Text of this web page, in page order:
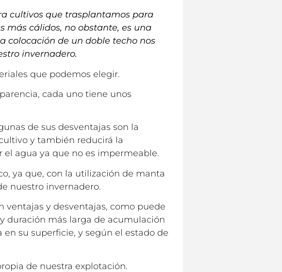
cultivos que trasplantamos para
más cálidos, no obstante, es una
colocación de un doble techo nos
invernadero.
que podemos elegir.
cada uno tiene unos
de sus desventajas son la
y también reducirá la
agua ya que no es impermeable.
ya que, con la utilización de manta
nuestro invernadero.
y desventajas, como puede
duración más larga de acumulación
su superficie, y según el estado de
de nuestra explotación.